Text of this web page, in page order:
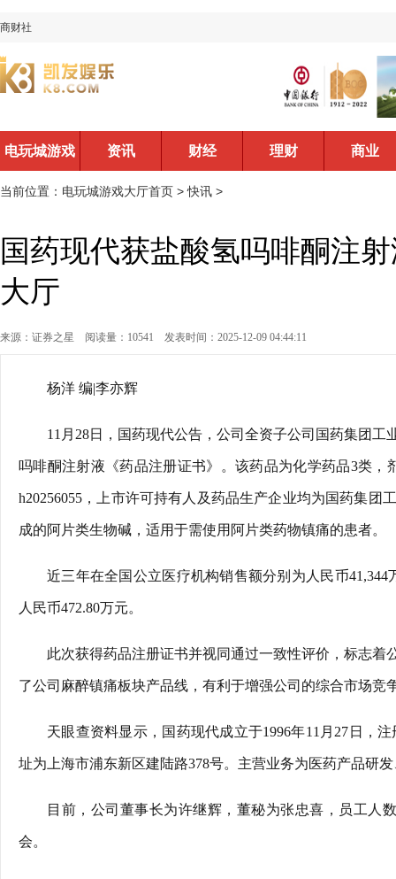
商财社
电玩城游戏
大厅首页
资讯 财经 理财 商业
当前位置： 电玩城游戏大厅首页 >快讯 >
国药现代获盐酸氢吗啡酮注
大厅
来源：证券之星 阅读量：10541 发表时间：2025-12-09 04:44:11
杨洋 编|李亦辉
11月28日，国药现代公告，公司全资子公司国药集团
吗啡酮注射液《药品注册证书》。该药品为化学药品3类，
h20256055，上市许可持有人及药品生产企业均为国药集
成的阿片类生物碱，适用于需使用阿片类药物镇痛的患者。
近三年在全国公立医疗机构销售额分别为人民币
人民币472.80万元。
此次获得药品注册证书并视同通过一致性评价，标志
了公司麻醉镇痛板块产品线，有利于增强公司的综合市场竞
天眼查资料显示，国药现代成立于1996年11月27日，
址为上海市浦东新区建陆路378号。主营业务为医药产品研
目前，公司董事长为许继辉，董秘为张忠喜，员工人
会。